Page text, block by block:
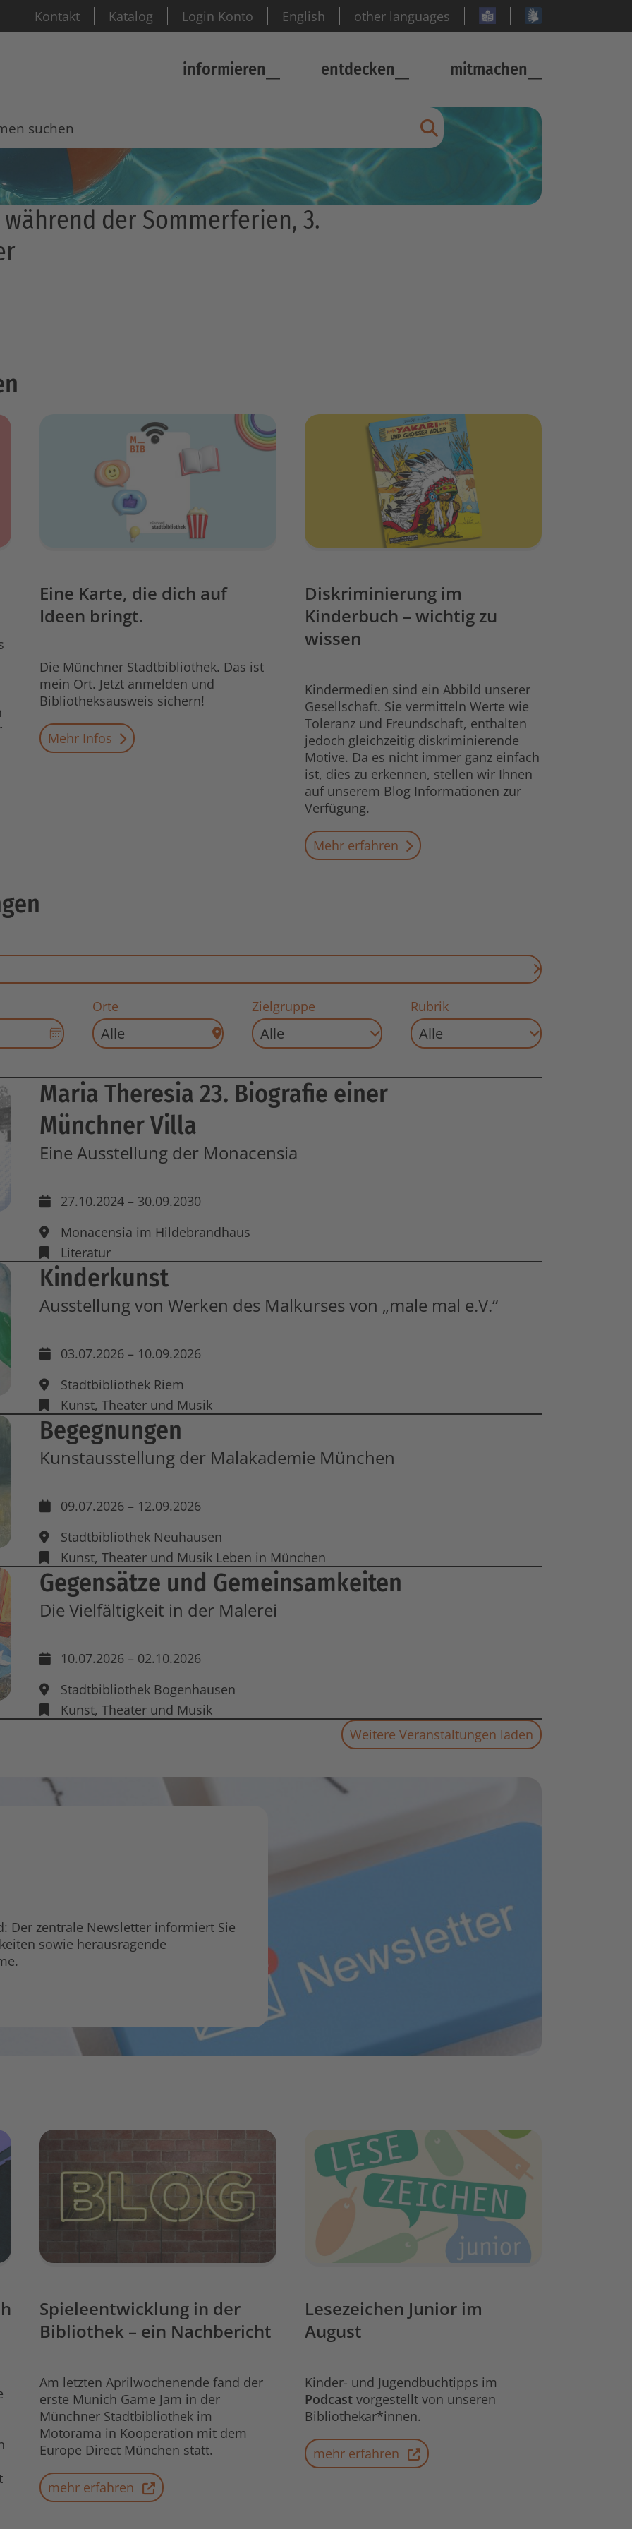
Kontakt Katalog Login Konto English other languages
informieren entdecken mitmachen
bei der Münchner Stadtbibliothek!
der Sommerferien, 3.
Suche abschicken
Eine Karte, die dich auf
Ideen bringt.
Die Münchner Stadtbibliothek. Das ist
mein Ort. Jetzt anmelden und
Bibliotheksausweis sichern!
Mehr Infos
Diskriminierung im
Kinderbuch – wichtig zu
wissen
Kindermedien sind ein Abbild unserer
Gesellschaft. Sie vermitteln Werte wie
Toleranz und Freundschaft, enthalten
jedoch gleichzeitig diskriminierende
Motive. Da es nicht immer ganz einfach
ist, dies zu erkennen, stellen wir Ihnen
auf unserem Blog Informationen zur
Verfügung.
Mehr erfahren
Suche starten
Datums-
Auswahl
End-
Datum
öffnen
Orte Zielgruppe Rubrik
Maria Theresia 23. Biografie einer
Münchner Villa
Eine Ausstellung der Monacensia
27.10.2024 – 30.09.2030
Monacensia im Hildebrandhaus
Literatur
Kinderkunst
Ausstellung von Werken des Malkurses von „male mal e.V.“
03.07.2026 – 10.09.2026
Stadtbibliothek Riem
Kunst, Theater und Musik
Begegnungen
Kunstausstellung der Malakademie München
09.07.2026 – 12.09.2026
Stadtbibliothek Neuhausen
Kunst, Theater und Musik Leben in München
Gegensätze und Gemeinsamkeiten
Die Vielfältigkeit in der Malerei
10.07.2026 – 02.10.2026
Stadtbibliothek Bogenhausen
Kunst, Theater und Musik
Weitere Veranstaltungen laden
Der zentrale Newsletter informiert Sie
sowie herausragende
Spieleentwicklung in der
Bibliothek – ein Nachbericht
Am letzten Aprilwochenende fand der
erste Munich Game Jam in der
Münchner Stadtbibliothek im
Motorama in Kooperation mit dem
Europe Direct München statt.
mehr erfahren
Lesezeichen Junior im
August
Kinder- und Jugendbuchtipps im
Podcast vorgestellt von unseren
Bibliothekar*innen.
mehr erfahren